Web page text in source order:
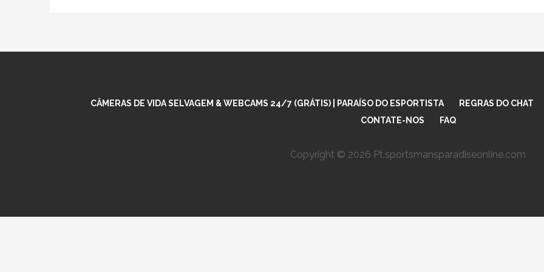
CÂMERAS DE VIDA SELVAGEM & WEBCAMS 24/7 (GRÁTIS) | PARAÍSO DO ESPORTISTA
REGRAS DO CHAT
CONTATE-NOS
FAQ
Copyright © 2026 Pt.sportsmansparadiseonline.com